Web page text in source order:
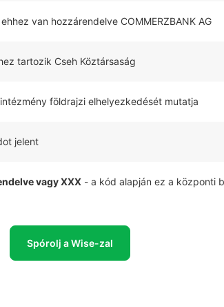
van hozzárendelve COMMERZBANK AG
tartozik Cseh Köztársaság
földrajzi elhelyezkedését mutatja
jelent
vagy XXX - a kód alapján ez a központi
Spórolj a Wise-zal